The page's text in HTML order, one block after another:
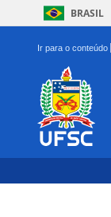
BRASIL
Ir para o conteúdo